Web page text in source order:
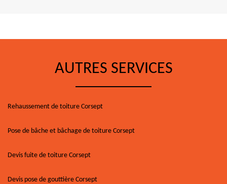
AUTRES SERVICES
Rehaussement de toiture Corsept
Pose de bâche et bâchage de toiture Corsept
Devis fuite de toiture Corsept
Devis pose de gouttière Corsept